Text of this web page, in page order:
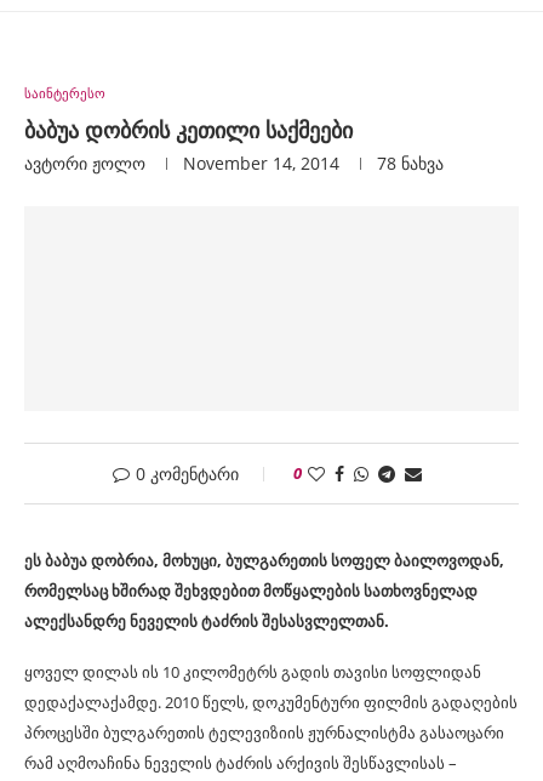
საინტერესო
ბაბუა დობრის კეთილი საქმეები
ავტორი Ჟოლო November 14, 2014 78 ნახვა
0 კომენტარი 0
ეს ბაბუა დობრია, მოხუცი, ბულგარეთის სოფელ ბაილოვოდან,
რომელსაც ხშირად შეხვდებით მოწყალების სათხოვნელად
ალექსანდრე ნეველის ტაძრის შესასვლელთან.
ყოველ დილას ის 10 კილომეტრს გადის თავისი სოფლიდან
დედაქალაქამდე. 2010 წელს, დოკუმენტური ფილმის გადაღების
პროცესში ბულგარეთის ტელევიზიის ჟურნალისტმა გასაოცარი
რამ აღმოაჩინა ნეველის ტაძრის არქივის შესწავლისას –